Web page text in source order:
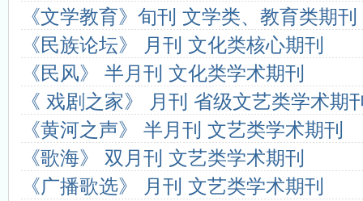
普通期刊的发表流程是什么？
哪些期刊的影响因子高？（
哪些期刊的影响因子高？（一）
非法出版活动的概念、特征
期刊等级划分通用标准
学术期刊的定位
学术期刊级别认定权威机构
中国科技论文医学统计源期
什么叫双核心期刊
国家级医学期刊目录
4种组织工程期刊新进入SCI
SCI和SCI-E的区别？
什么是CSCD期刊？
《中文核心期刊要目总览》
都市学生教育故事：我想成为坐...
海南教师评职称不再要求发
《文学教育》旬刊 文学类、教育类期刊
《民族论坛》 月刊 文化类核心期刊
《民风》 半月刊 文化类学术期刊
《 戏剧之家》 月刊 省级文艺类学术期
《黄河之声》 半月刊 文艺类学术期刊
《歌海》 双月刊 文艺类学术期刊
《广播歌选》 月刊 文艺类学术期刊